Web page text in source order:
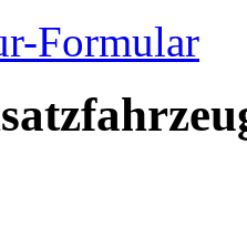
Formular